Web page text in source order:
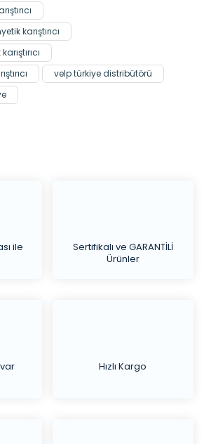
karıştırıcı
velp türkiye distribütörü
ile
Sertifikalı ve GARANTİLİ
Ürünler
Hızlı Kargo